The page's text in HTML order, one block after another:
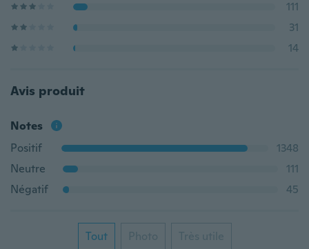
111
31
14
Avis produit
Notes
Positif
1348
Neutre
111
Négatif
45
Tout Photo Très utile